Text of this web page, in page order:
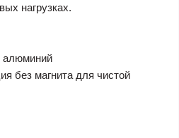
нагрузках.
алюминий
без магнита для чистой